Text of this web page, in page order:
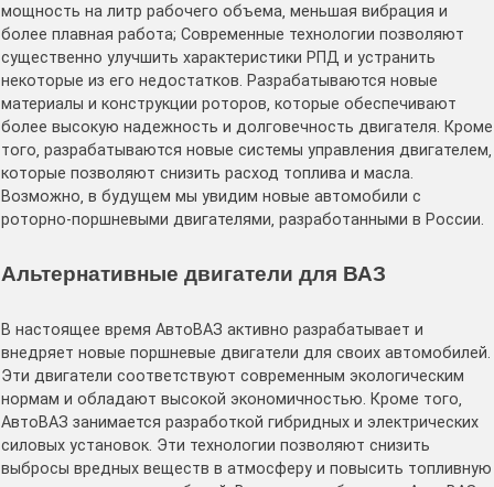
мощность на литр рабочего объема‚ меньшая вибрация и
более плавная работа; Современные технологии позволяют
существенно улучшить характеристики РПД и устранить
некоторые из его недостатков․ Разрабатываются новые
материалы и конструкции роторов‚ которые обеспечивают
более высокую надежность и долговечность двигателя․ Кроме
того‚ разрабатываются новые системы управления двигателем‚
которые позволяют снизить расход топлива и масла․
Возможно‚ в будущем мы увидим новые автомобили с
роторно-поршневыми двигателями‚ разработанными в России․
Альтернативные двигатели для ВАЗ
В настоящее время АвтоВАЗ активно разрабатывает и
внедряет новые поршневые двигатели для своих автомобилей․
Эти двигатели соответствуют современным экологическим
нормам и обладают высокой экономичностью․ Кроме того‚
АвтоВАЗ занимается разработкой гибридных и электрических
силовых установок․ Эти технологии позволяют снизить
выбросы вредных веществ в атмосферу и повысить топливную